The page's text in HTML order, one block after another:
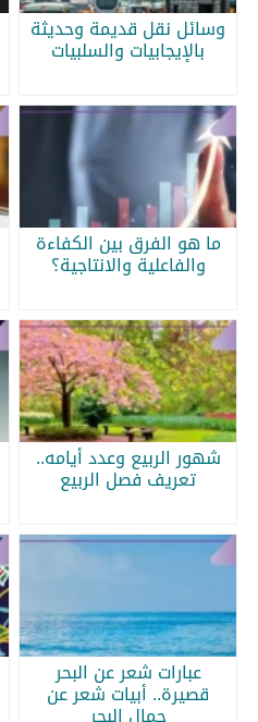
وسائل نقل قديمة وحديثة
بالإيجابيات والسلبيات
ما هو الفرق بين الكفاءة
والفاعلية والانتاجية؟
شهور الربيع وعدد أيامه..
تعريف فصل الربيع
عبارات شعر عن البحر
قصيرة.. أبيات شعر عن